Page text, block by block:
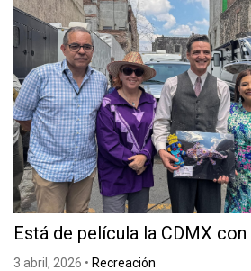
Está de película la CDMX
3 abril, 2026 • Recreación